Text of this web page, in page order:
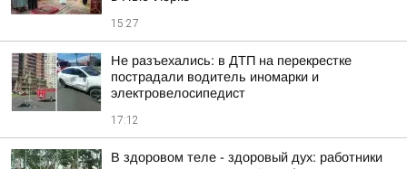
15:27
Не разъехались: в ДТП на перекрестке
пострадали водитель иномарки и
электровелосипедист
17:12
В здоровом теле - здоровый дух: работники